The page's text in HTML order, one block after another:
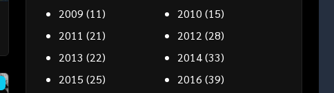
2009 (11) 2010 (15)
2011 (21) 2012 (28)
2013 (22) 2014(33)
2015 (25) 2016 (39)